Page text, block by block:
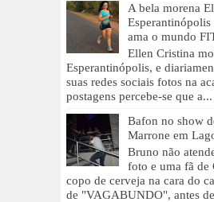
A bela morena
Esperantinópolis
ama o mundo
Ellen Cristina
Esperantinópolis, e
suas redes sociais fotos na
postagens percebe-se que a...
Bafon no show
Marrone em
Bruno não
foto e uma fã de
copo de cerveja na cara do
de "VAGABUNDO", antes